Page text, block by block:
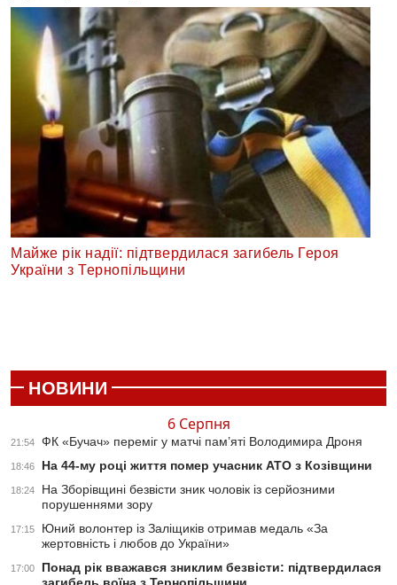
Майже рік надії: підтвердилася загибель Героя
України з Тернопільщини
НОВИНИ
6 Серпня
21:54 ФК «Бучач» переміг у матчі пам’яті Володимира Дроня
18:46 На 44-му році життя помер учасник АТО з Козівщини
18:24
На Зборівщині безвісти зник чоловік із серйозними
порушеннями зору
17:15
Юний волонтер із Заліщиків отримав медаль «За
жертовність і любов до України»
17:00
Понад рік вважався зниклим безвісти: підтвердилася